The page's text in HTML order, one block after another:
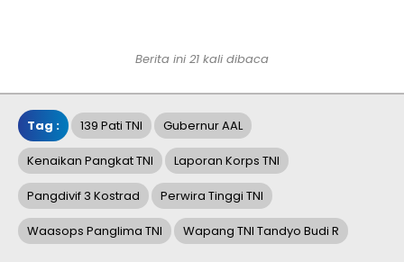
Berita ini 21 kali dibaca
Tag : 139 Pati TNI Gubernur AAL
Kenaikan Pangkat TNI Laporan Korps TNI
Pangdivif 3 Kostrad Perwira Tinggi TNI
Waasops Panglima TNI Wapang TNI Tandyo Budi R